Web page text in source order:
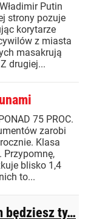
Putin
strony pozuje
korytarze
z miasta
masakrują
drugiej...
75 PROC.
zarobi
Klasa
Przypomnę,
blisko 1,4
to...
będziesz ty…